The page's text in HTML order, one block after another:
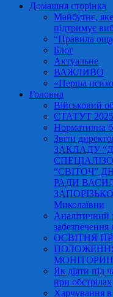
Домашня сторінка
Майбутнє,
підтримує
“Правила
Блог
Актуальне
ВАЖЛИВО
«Перша
Головна
Військовий
СТАТУТ 2025
Нормативна
Звіти
ЗАКЛАДУ
“СВІТОЧ”
РАДИ
Миколаївни
Аналітичний
забезпечення
ОСВІТНЯ
Як діяти під
при обстрілах
Харчування в